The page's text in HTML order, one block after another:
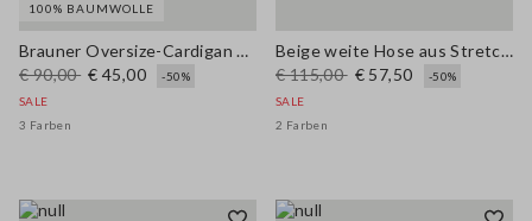
100% BAUMWOLLE
Brauner Oversize-Cardigan aus reiner Baumwolle
€ 90,00 € 45,00
-50%
SALE
3 Farben
Beige weite Hose aus Stretch-Baumwolle
€ 115,00 € 57,50
-50%
SALE
2 Farben